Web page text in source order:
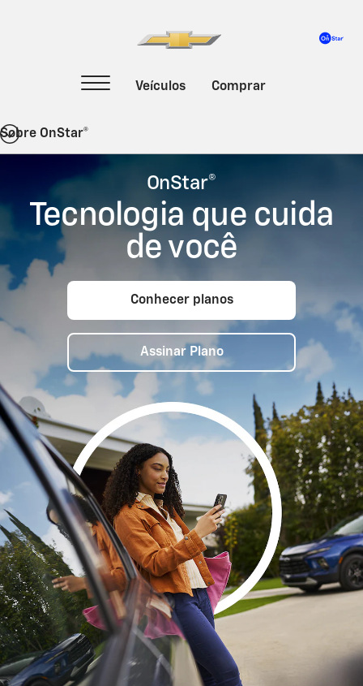
Sobre OnStar®
OnStar®
Tecnologia que cuida
de você
Conhecer planos
Assinar Plano